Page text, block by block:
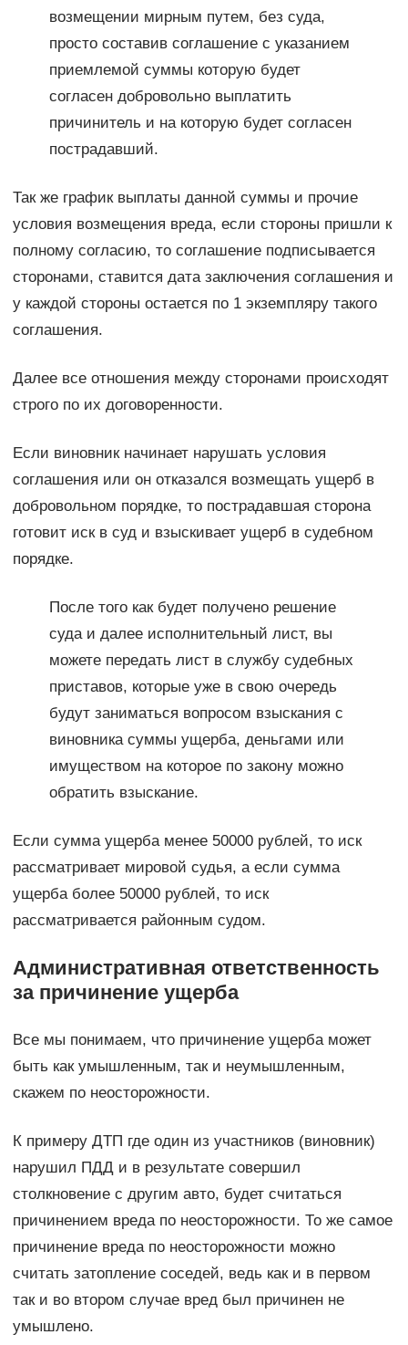
возмещении мирным путем, без суда,
просто составив соглашение с указанием
приемлемой суммы которую будет
согласен добровольно выплатить
причинитель и на которую будет согласен
пострадавший.
Так же график выплаты данной суммы и прочие
условия возмещения вреда, если стороны пришли к
полному согласию, то соглашение подписывается
сторонами, ставится дата заключения соглашения и
у каждой стороны остается по 1 экземпляру такого
соглашения.
Далее все отношения между сторонами происходят
строго по их договоренности.
Если виновник начинает нарушать условия
соглашения или он отказался возмещать ущерб в
добровольном порядке, то пострадавшая сторона
готовит иск в суд и взыскивает ущерб в судебном
порядке.
После того как будет получено решение
суда и далее исполнительный лист, вы
можете передать лист в службу судебных
приставов, которые уже в свою очередь
будут заниматься вопросом взыскания с
виновника суммы ущерба, деньгами или
имуществом на которое по закону можно
обратить взыскание.
Если сумма ущерба менее 50000 рублей, то иск
рассматривает мировой судья, а если сумма
ущерба более 50000 рублей, то иск
рассматривается районным судом.
Административная ответственность
за причинение ущерба
Все мы понимаем, что причинение ущерба может
быть как умышленным, так и неумышленным,
скажем по неосторожности.
К примеру ДТП где один из участников (виновник)
нарушил ПДД и в результате совершил
столкновение с другим авто, будет считаться
причинением вреда по неосторожности. То же самое
причинение вреда по неосторожности можно
считать затопление соседей, ведь как и в первом
так и во втором случае вред был причинен не
умышлено.